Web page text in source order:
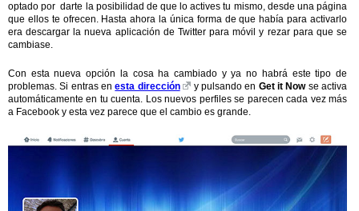
optado por darte la posibilidad de que lo actives tu mismo, desde una página
que ellos te ofrecen. Hasta ahora la única forma de que había para activarlo
era descargar la nueva aplicación de Twitter para móvil y rezar para que se
cambiase.
Con esta nueva opción la cosa ha cambiado y ya no habrá este tipo de
problemas. Si entras enesta dirección y pulsando en Get it Nowse activa
automáticamente en tu cuenta. Los nuevos perfiles se parecen cada vez más
a Facebook y esta vez parece que el cambio es grande.